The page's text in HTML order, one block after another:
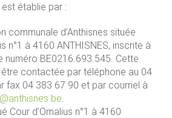
établie par :
communale d’Anthisnes située
n°1 à 4160 ANTHISNES, inscrite à
numéro BE0216.693.545. Cette
contactée par téléphone au 04
fax 04 383 67 90 et par courriel à
Cour d’Omalius n°1 à 4160